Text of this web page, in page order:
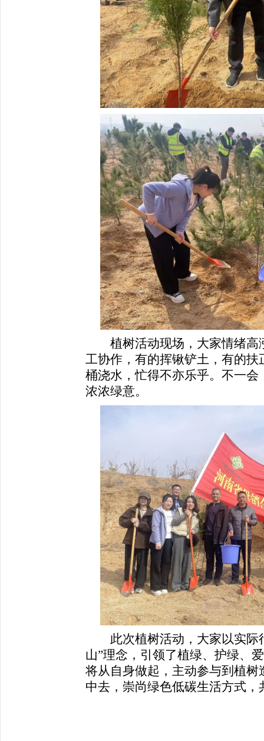
植树活动现场，大家情绪高
工协作，有的挥锹铲土，有的
桶浇水，忙得不亦乐乎。不一
浓浓绿意。
此次植树活动，大家以实际
山”理念，引领了植绿、护绿、
将从自身做起，主动参与到植
中去，崇尚绿色低碳生活方式